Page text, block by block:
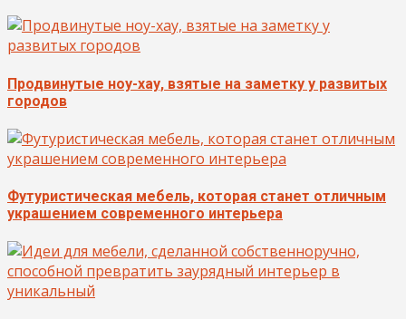
Продвинутые ноу-хау, взятые на заметку у развитых
городов
Футуристическая мебель, которая станет отличным
украшением современного интерьера